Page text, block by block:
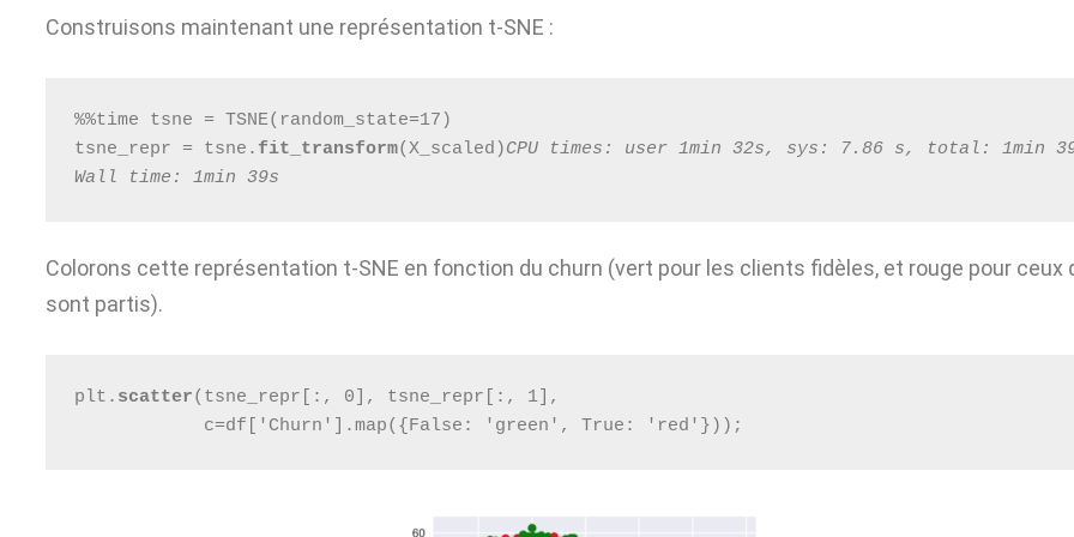
Construisons maintenant une représentation t-SNE :
%%time tsne = TSNE(random_state=17)
tsne_repr = tsne. fit_transform(X_scaled)CPU times: user 1min 32s, sys: 7.86 s, total: 1min
Wall time: 1min 39s
Colorons cette représentation t-SNE en fonction du churn (vert pour les clients fidèles, et rouge pour ceux
sont partis).
plt. scatter(tsne_repr[:, 0], tsne_repr[:, 1],
            c=df['Churn'].map({False: 'green', True: 'red'}));